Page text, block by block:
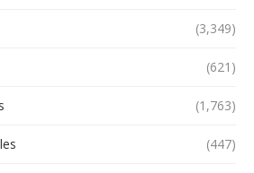
(3,349)
(621)
(1,763)
(447)